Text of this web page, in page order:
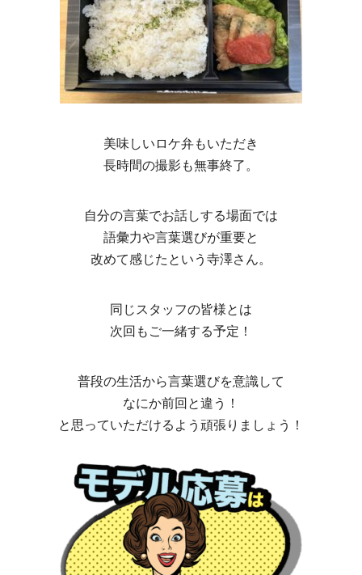
美味しいロケ弁もいただき
長時間の撮影も無事終了。
自分の言葉でお話しする場面では
語彙力や言葉選びが重要と
改めて感じたという寺澤さん。
同じスタッフの皆様とは
次回もご一緒する予定！
普段の生活から言葉選びを意識して
なにか前回と違う！
と思っていただけるよう頑張りましょう！